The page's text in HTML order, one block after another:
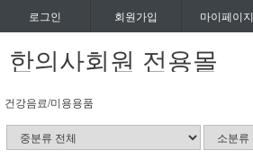
로그인 회원가입 마이페이지
한의사회원 전용몰
건강음료/미용용품